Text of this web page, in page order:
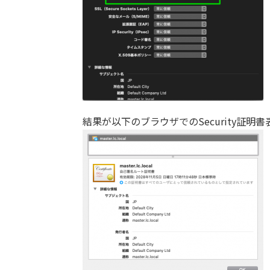
結果が以下のブラウザでのSecurity証明書